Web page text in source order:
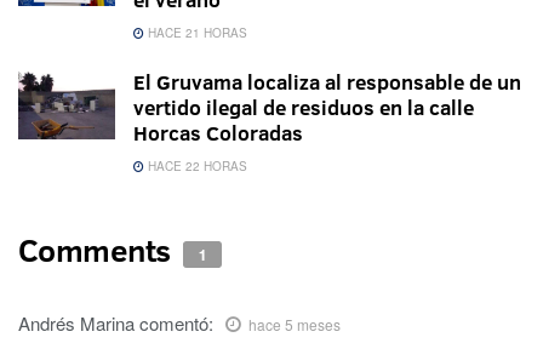
HACE 21 HORAS
El Gruvama localiza al responsable de un
vertido ilegal de residuos en la calle
Horcas Coloradas
HACE 22 HORAS
Comments 1
Andrés Marinacomentó: hace 5 meses